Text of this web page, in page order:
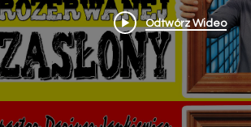
Odtwórz Wideo